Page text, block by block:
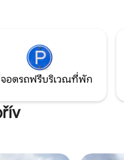
เป็นหัวใจไม้ของ
มันเป็นมุมมอง
อดรถฟรีบริเวณที่พัก